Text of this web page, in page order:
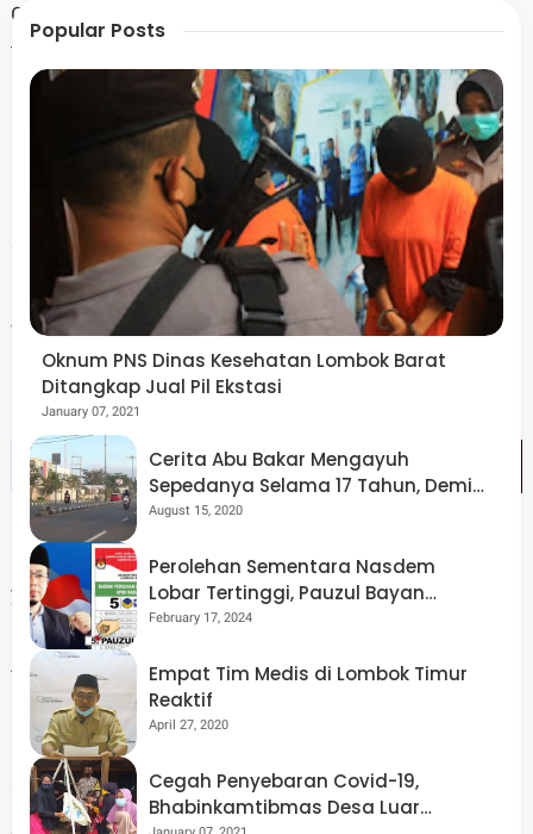
Galih Asanka Mulawarman dan Sela yang juga pelatih
tari. Galih menegaskan bahwa penampilan ini bukan
hanya seremonial, tetapi sarana untuk menanamkan nilai
kebangsaan kepada generasi muda.
“Generasi NTB harus berani percaya diri, membawa
nama daerah ke tingkat nasional dan internasional.
Jangan pernah takut mencoba hal baru,” pesannya.
Usai upacara penurunan bendera, publik figur nasional
yang saat ini menjabat sebagai Utusan Khusus Presiden
Bidang Pembinaan Generasi Muda dan Pekerja Seni Raffi
Ahmad yang turut hadir pun memberikan apresiasi.
“Hari ini penampilan dari pagi sampai malam keren
semua, khususnya NTB, keren banget,” ujarnya singkat.
Popular Posts
Oknum PNS Dinas Kesehatan Lombok Barat
Ditangkap Jual Pil Ekstasi
January 07, 2021
Cerita Abu Bakar Mengayuh
Sepedanya Selama 17 Tahun, Demi
Menggelorakan Kemerdekaan
August 15, 2020
Perolehan Sementara Nasdem
Lobar Tertinggi, Pauzul Bayan
Berpeluang “Rebut” Kursi Dapil 3
February 17, 2024
Empat Tim Medis di Lombok Timur
Reaktif
April 27, 2020
Cegah Penyebaran Covid-19,
Bhabinkamtibmas Desa Luar